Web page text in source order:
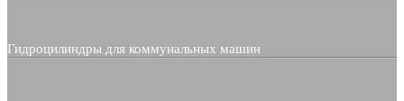
Гидроцилиндры для коммунальных машин